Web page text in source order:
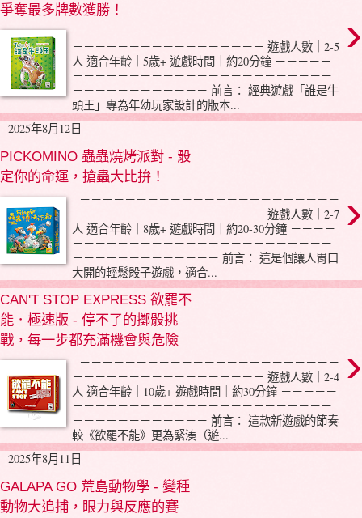
爭奪最多牌數獲勝！
›
－－－－－－－－－－－－－－－－－－－－－－－
－－－－－－－－－－－－－－－－－ 遊戲人數｜2-5
人 適合年齡｜5歲+ 遊戲時間｜約20分鐘 －－－－－
－－－－－－－－－－－－－－－－－－－－－－－
－－－－－－－－－－－－ 前言： 經典遊戲「誰是牛
頭王」專為年幼玩家設計的版本...
2025年8月12日
PICKOMINO 蟲蟲燒烤派對 - 骰
定你的命運，搶蟲大比拚！
›
－－－－－－－－－－－－－－－－－－－－－－－
－－－－－－－－－－－－－－－－－ 遊戲人數｜2-7
人 適合年齡｜8歲+ 遊戲時間｜約20-30分鐘 －－－－
－－－－－－－－－－－－－－－－－－－－－－－
－－－－－－－－－－－－－ 前言： 這是個讓人胃口
大開的輕鬆骰子遊戲，適合...
CAN'T STOP EXPRESS 欲罷不
能．極速版 - 停不了的擲骰挑
戰，每一步都充滿機會與危險
›
－－－－－－－－－－－－－－－－－－－－－－－
－－－－－－－－－－－－－－－－－ 遊戲人數｜2-4
人 適合年齡｜10歲+ 遊戲時間｜約30分鐘 －－－－－
－－－－－－－－－－－－－－－－－－－－－－－
－－－－－－－－－－－－ 前言： 這款新遊戲的節奏
較《欲罷不能》更為緊湊（遊...
2025年8月11日
GALAPA GO 荒島動物學 - 變種
動物大追捕，眼力與反應的賽